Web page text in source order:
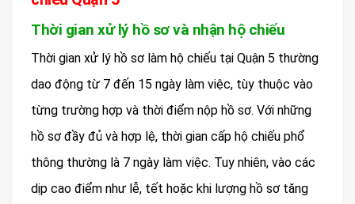
Thời gian xử lý hồ sơ và nhận hộ chiếu
Thời gian xử lý hồ sơ làm hộ chiếu tại Quận 5 thường
dao động từ 7 đến 15 ngày làm việc, tùy thuộc vào
từng trường hợp và thời điểm nộp hồ sơ. Với những
hồ sơ đầy đủ và hợp lệ, thời gian cấp hộ chiếu phổ
thông thường là 7 ngày làm việc. Tuy nhiên, vào các
dịp cao điểm như lễ, tết hoặc khi lượng hồ sơ tăng